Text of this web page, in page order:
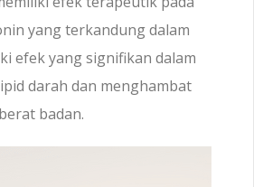
yang terkandung dalam
efek yang signifikan dalam
darah dan menghambat
badan.